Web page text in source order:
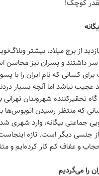
از برج میلاد، بیشتر
داشتند و پسران نیز محاسن
کسانی که نام ایران را با
نباشد اما آنچه بسیار
تحقیرکننده شهروندان تهرانی
که منتظر رسیدن اتوبوس‌ها
جماعتی بیگانه، وارد شهری
جنسی دیگر است. تازه
و عفاف کم کار کرده‌ایم و
را می‌گردیم